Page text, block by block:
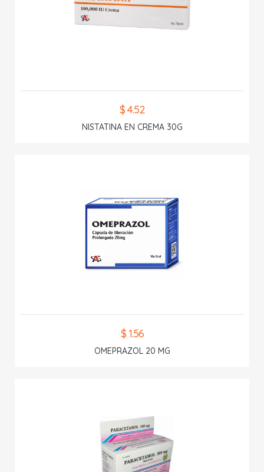
$ 4.52
NISTATINA EN CREMA 30G
$ 1.56
OMEPRAZOL 20 MG